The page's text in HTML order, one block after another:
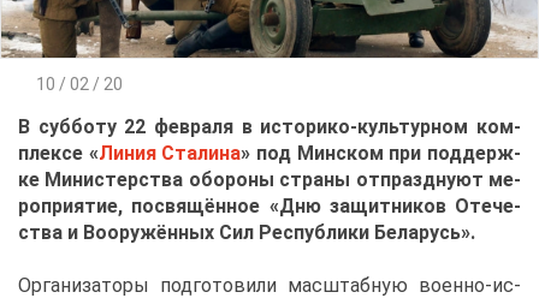
10 / 02 / 20
В суб­бо­ту 22 фев­ра­ля в ис­то­ри­ко-куль­тур­ном ком­
плек­се «Ли­ния Ста­ли­на» под Мин­ском при под­держ­
ке Ми­ни­стер­ства обо­ро­ны стра­ны от­празд­ну­ют ме­
ро­при­я­тие, по­свя­щён­ное «Дню за­щит­ни­ков Оте­че­
ства и Во­ору­жён­ных Сил Рес­пуб­ли­ки Бе­ла­русь».
Ор­га­ни­за­то­ры под­го­то­ви­ли мас­штаб­ную во­ен­но-ис­